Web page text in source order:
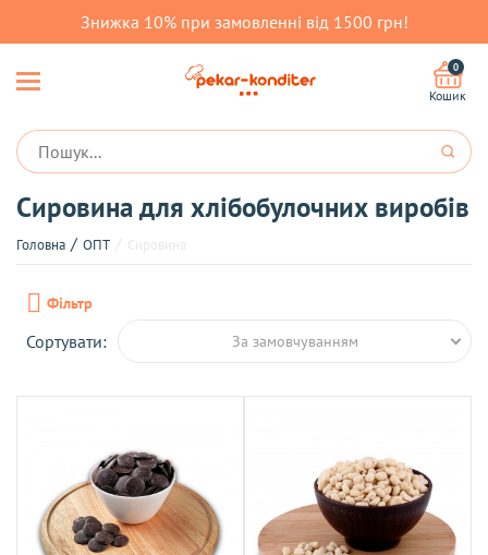
Знижка 10% при замовленні від 1500 грн!
0
Кошик
Сировина для хлібобулочних виробів
Головна ОПТ
Фільтр
Сортувати: За замовчуванням